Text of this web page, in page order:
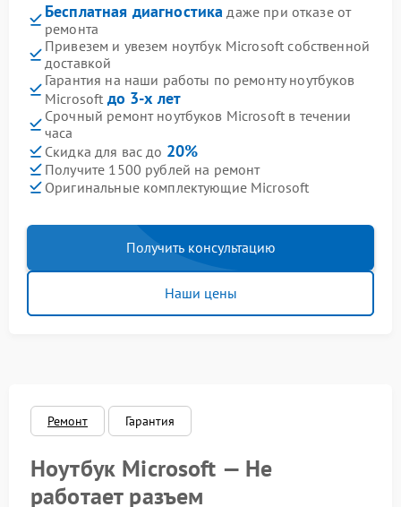
Бесплатная диагностика даже при отказе от
ремонта
Привезем и увезем ноутбук Microsoft собственной
доставкой
Гарантия на наши работы по ремонту ноутбуков
Microsoft до 3-х лет
Срочный ремонт ноутбуков Microsoft в течении
часа
Скидка для вас до 20%
Получите 1500 рублей на ремонт
Оригинальные комплектующие Microsoft
Получить консультацию
Наши цены
Ремонт Гарантия
Ноутбук Microsoft — Не
работает разъем